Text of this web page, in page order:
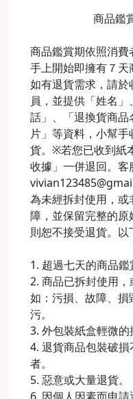
商品鑑
商品鑑賞期依照消
手上開始即擁有７天
如有退貨需求，請
員，並提供「姓名
話」、「退換貨商
片」等資料，小幫
貨。※若您已收到紙
收據」一併退回。客
為未經拆封使用，
障，並保留完整的
則恕不接受退貨。以
1. 超過七天的商品鑑
2. 商品已拆封使用，
如：污損、故障、
污。
3. 外包裝紙盒輕微的
4. 退貨商品包裝破
者。
5. 惡意或大量退貨。
6. 因個人因素而申